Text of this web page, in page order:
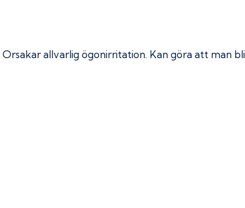
Orsakar allvarlig ögonirritation. Kan göra att man